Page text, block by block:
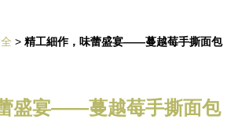
> 精工細作，味蕾盛宴——蔓越莓手撕面包
盛宴——蔓越莓手撕面包